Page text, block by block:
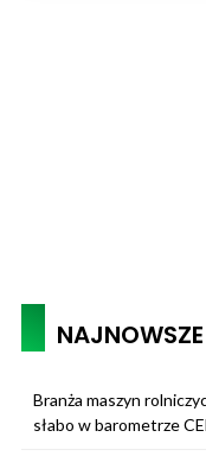
NAJNOWSZE
Branża maszyn
słabo w barometrze